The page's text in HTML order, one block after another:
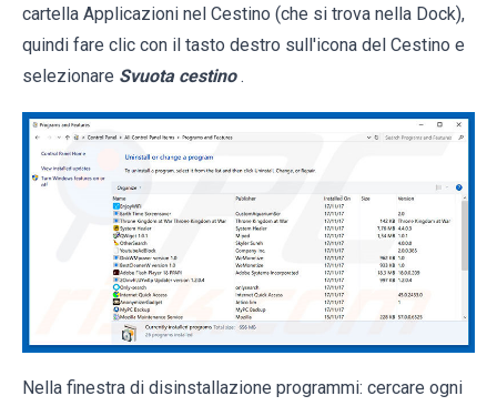
cartella Applicazioni nel Cestino (che si trova nella Dock),
quindi fare clic con il tasto destro sull'icona del Cestino e
selezionare Svuota cestino .
Nella finestra di disinstallazione programmi: cercare ogni